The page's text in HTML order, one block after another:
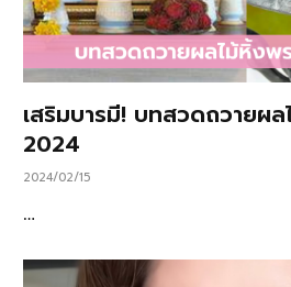
เสริมบารมี! บทสวดถวายผล
2024
2024/02/15
…